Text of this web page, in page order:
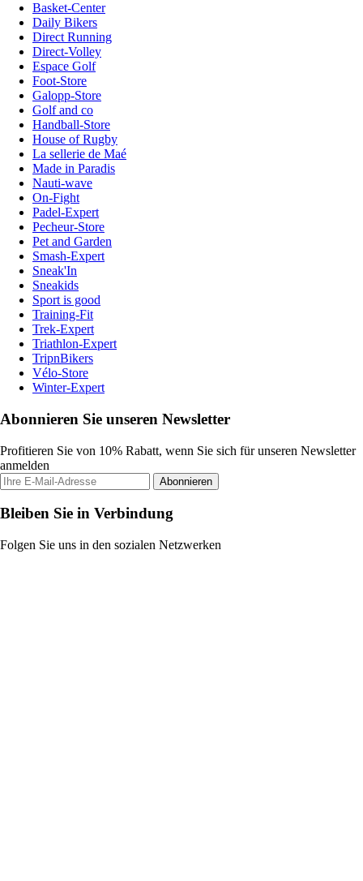
Basket-Center
Daily Bikers
Direct Running
Direct-Volley
Espace Golf
Foot-Store
Galopp-Store
Golf and co
Handball-Store
House of Rugby
La sellerie de Maé
Made in Paradis
Nauti-wave
On-Fight
Padel-Expert
Pecheur-Store
Pet and Garden
Smash-Expert
Sneak'In
Sneakids
Sport is good
Training-Fit
Trek-Expert
Triathlon-Expert
TripnBikers
Vélo-Store
Winter-Expert
Abonnieren Sie unseren Newsletter
Profitieren Sie von 10% Rabatt, wenn Sie sich für unseren Newsletter
anmelden
Abonnieren
Bleiben Sie in Verbindung
Folgen Sie uns in den sozialen Netzwerken